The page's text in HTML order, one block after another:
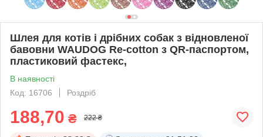
Шлея для котів і дрібних собак з відновленої
бавовни WAUDOG Re-cotton з QR-паспортом,
пластиковий фастекс,
В наявності
Код: 16706
Роздріб
188,70 ₴ 222 ₴